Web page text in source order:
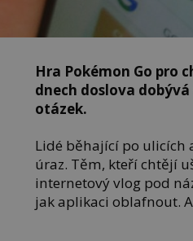
Hra Pokémon Go pro
dnech doslova
otázek.
Lidé běhající po ulicích
úraz. Těm, kteří chtějí
internetový vlog pod
jak aplikaci oblafnout.